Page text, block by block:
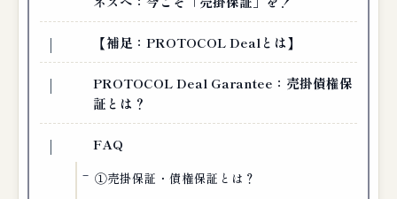
【補足：PROTOCOL Dealとは】
PROTOCOL Deal Garantee：売掛債権保
証とは？
FAQ
①売掛保証・債権保証とは？